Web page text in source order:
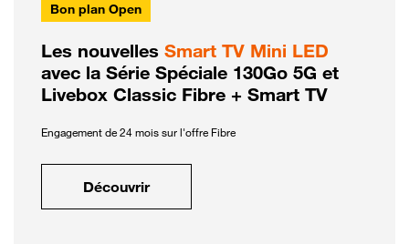
Bon plan Open
Les nouvelles Smart TV Mini LED
avec la Série Spéciale 130Go 5G et
Livebox Classic Fibre + Smart TV
Engagement de 24 mois sur l'offre Fibre
Découvrir